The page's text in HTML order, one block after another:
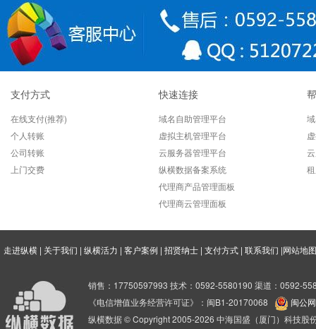
支付方式
在线支付(推荐)
个人转账
公司转账
上门交费
快速连接
域名自助管理平台
虚拟主机管理平台
云服务器管理平台
纵横数据备案系统
代理商产品管理面板
代理商云管理面板
走进纵横 | 关于我们 | 纵横活力 | 客户案例 | 招贤纳士 | 支付方式 | 联系我们 |网站地图
销售：17750597993 技术：0592-5580190 渠道：0592-
《电信增值业务经营许可证》：闽B1-20170068
闽公
纵横数据 © Copyright 2005-2026 中海国盛（厦门）科技股